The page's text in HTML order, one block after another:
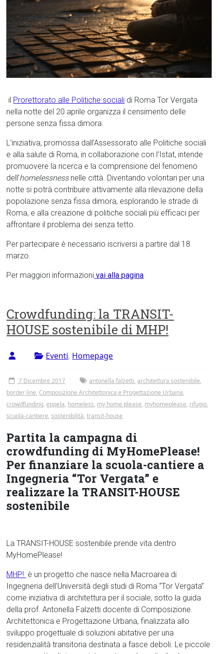
il Prorettorato alle Politiche sociali di Roma Tor Vergata
nella notte del 20 aprile organizza il censimento delle
persone senza fissa dimora.
L’iniziativa, promossa dall’Assessorato alle Politiche sociali
e alla salute di Roma, in collaborazione con l’Istat, intende
promuovere la ricerca e la comprensione del fenomeno
dell’homelessnessnelle città. Diventando volontari per una
notte si potrà contribuire attivamente alla rilevazione della
popolazione senza fissa dimora, esplorando le strade di
Roma, e alla creazione di politiche sociali più efficaci per
affrontare il problema dei senza tetto.
Per partecipare è necessario iscriversi a partire dal 18
marzo.
Per maggiori informazioni vai alla pagina
Crowdfunding: la TRANSIT-
HOUSE sostenibile di MHP!
Eventi, Homepage
7 Dicembre 2017 antonella falzetti,architettura sostenibile,
border line, Composizione Architettonica e Progettazione Urbana,
crowdfunding,eppela, homeless, my home please, myhomeplease, rifugio,
scuola-cantiere,sostenibilità,transit-house
Partita la campagna di
crowdfunding di MyHomePlease!
Per finanziare la scuola-cantiere a
Ingegneria “Tor Vergata” e
realizzare la TRANSIT-HOUSE
sostenibile
La TRANSIT-HOUSE sostenibile prende vita dentro
MyHomePlease!
MHP! è un progetto che nasce nella Macroarea di
Ingegneria dell’Università degli studi di Roma “Tor Vergata”
come iniziativa di architettura per il sociale, sotto la guida
della prof. Antonella Falzetti docente di Composizione
Architettonica e Progettazione Urbana, finalizzata allo
sviluppo progettuale di soluzioni abitative per una
residenzialità transitoria destinata a fasce deboli. Le piccole